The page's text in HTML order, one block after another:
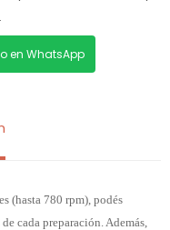
en WhatsApp
(hasta 780 rpm), podés
cada preparación. Además,